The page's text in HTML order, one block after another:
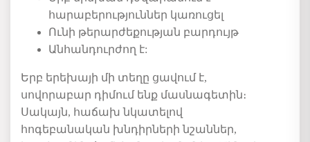
հարաբերություններ կառուցել
Ունի թերարժեքության բարդույթ
Անհանդուրժող է:
Երբ երեխայի մի տեղը ցավում է,
սովորաբար դիմում ենք մասնագետին։
Սակայն, հաճախ նկատելով
հոգեբանական խնդիրների նշաններ,